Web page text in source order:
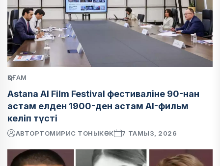
ҚОҒАМ
Astana AI Film Festival фестиваліне 90-нан
астам елден 1900-ден астам AI-фильм
келіп түсті
АВТОРТОМИРИС ТОНЫКӨК 7 ТАМЫЗ, 2026